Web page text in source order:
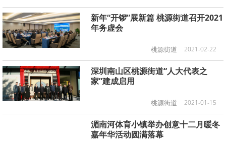
新年“开锣”展新篇 桃源街道召开2021
年务虚会
桃源街道 2021-02-22
深圳南山区桃源街道“人大代表之
家”建成启用
桃源街道 2021-01-15
湄南河体育小镇举办创意十二月暖冬
嘉年华活动圆满落幕